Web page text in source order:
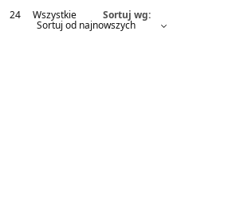
24 Wszystkie Sortuj wg: